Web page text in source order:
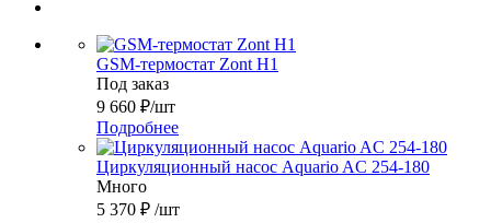
GSM-термостат Zont H1
Под заказ
9 660 ₽/шт
Подробнее
Циркуляционный насос Aquario AC 254-180
Много
5 370 ₽ /шт